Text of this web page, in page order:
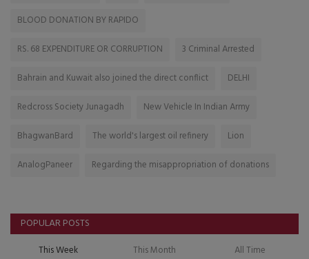
BLOOD DONATION BY RAPIDO
RS. 68 EXPENDITURE OR CORRUPTION
3 Criminal Arrested
Bahrain and Kuwait also joined the direct conflict
DELHI
Redcross Society Junagadh
New Vehicle In Indian Army
BhagwanBard
The world's largest oil refinery
Lion
AnalogPaneer
Regarding the misappropriation of donations
POPULAR POSTS
This Week This Month All Time